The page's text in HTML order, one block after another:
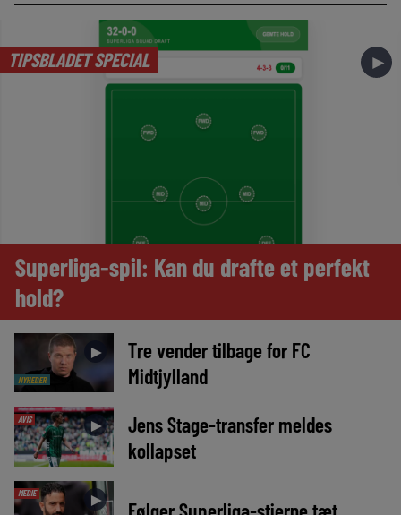
TIPSBLADET SPECIAL ►
Superliga-spil: Kan du drafte et perfekt
hold?
NYHEDER
►
Tre vender tilbage for FC
Midtjylland
AVIS ►
Jens Stage-transfer meldes
kollapset
MEDIE ►